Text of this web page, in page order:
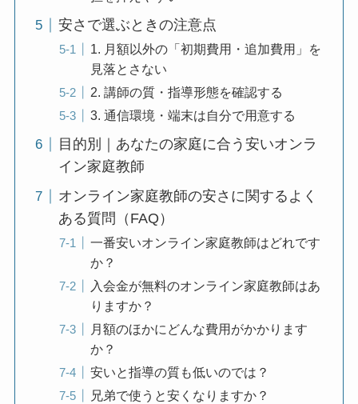
安さで選ぶときの注意点
1. 月額以外の「初期費用・追加費用」を
見落とさない
2. 講師の質・指導形態を確認する
3. 通信環境・端末は自分で用意する
目的別｜あなたの家庭に合う安いオンラ
イン家庭教師
オンライン家庭教師の安さに関するよく
ある質問（FAQ）
一番安いオンライン家庭教師はどれです
か？
入会金が無料のオンライン家庭教師はあ
りますか？
月額のほかにどんな費用がかかります
か？
安いと指導の質も低いのでは？
兄弟で使うと安くなりますか？